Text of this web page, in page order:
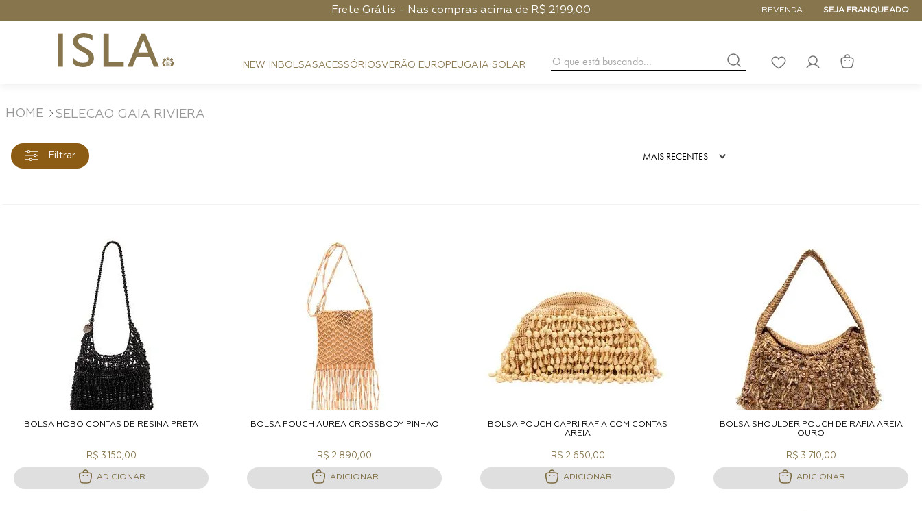
Frete Grátis - Nas compras acima de R$ 2199,00 5% de DESCONTO NA PRIMEIRA
REVENDA SEJA FRANQUEADO
NEW IN BOLSAS
RESORT
BEST SELLER
MÁXI SHOPPER
ACESSÓRIOSVERÃO EUROPEUGAIA SOLAR
O que está buscando...
LISTA
DE
SELECAO GAIA RIVIERA
Filtrar MAIS RECENTES
ADICIONAR A SACOLA
BOLSA HOBO CONTAS DE RESINA PRETA
R$ 3.150,00
ADICIONAR
ADICIONAR A SACOLA
BOLSA POUCH ÁUREA CROSSBODY PINHÃO
R$ 2.890,00
ADICIONAR
BOLSA POUCH CAPRI RÁFIA COM CONTAS
AREIA
R$ 2.650,00
ADICIONAR
ADICIONAR A SACOLA
BOLSA SHOULDER POUCH DE RÁFIA AREIA
OURO
R$ 3.710,00
ADICIONAR